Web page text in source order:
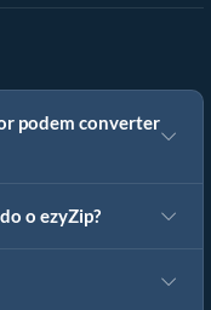
podem converter
o ezyZip?